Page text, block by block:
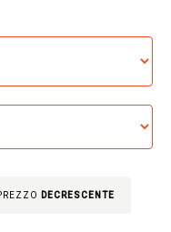
DECRESCENTE